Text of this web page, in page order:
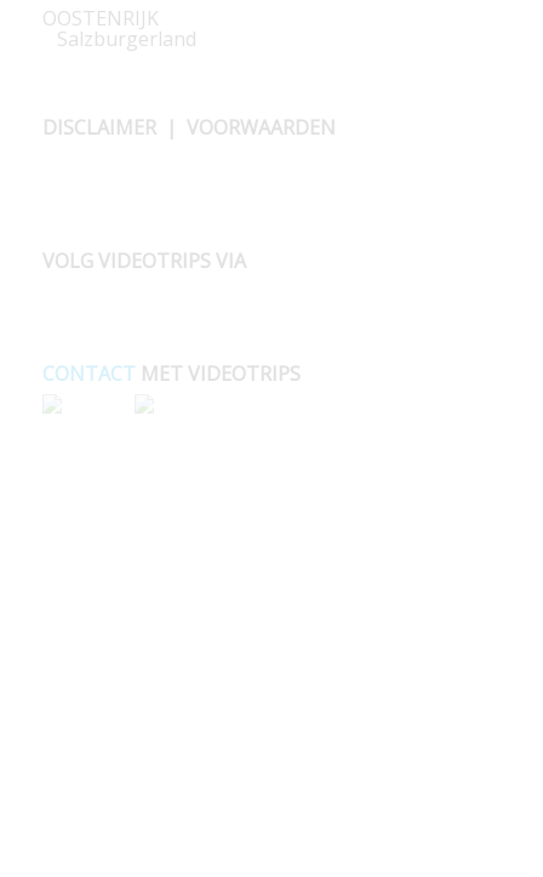
OOSTENRIJK
Salzburgerland
DISCLAIMER | VOORWAARDEN
VOLG VIDEOTRIPS VIA
CONTACT MET VIDEOTRIPS